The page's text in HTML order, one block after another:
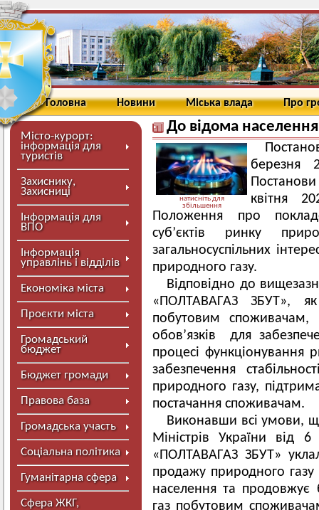
Головна Новини Міська влада Про
Місто-курорт:
інформація для
туристів
Захиснику,
Захисниці
Інформація для
ВПО
Інформація
управлінь і відділів
Економіка міста
Проєкти міста
Громадський
бюджет
Бюджет громади
Правова база
Громадська участь
Соціальна політика
Гуманітарна сфера
Сфера ЖКГ,
До відома
натисніть для
збільшення
квітня
Положення про
суб’єктів ринку
загальносуспільних
природного газу.
Відповідно до
«ПОЛТАВАГАЗ ЗБУТ», як
побутовим споживачам,
обов’язків для
процесі функціонування
забезпечення
природного газу,
постачання споживачам.
Виконавши всі умови,
Міністрів України
«ПОЛТАВАГАЗ ЗБУТ»
продажу природного
населення та продовжує
газ побутовим